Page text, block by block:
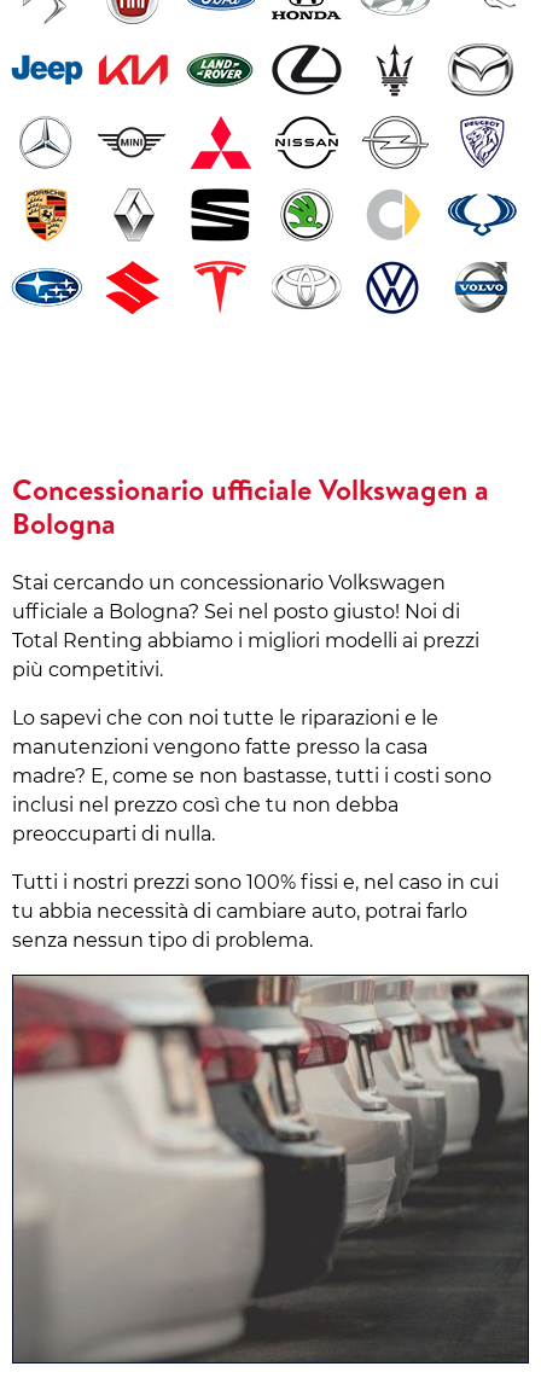
Concessionario ufficiale Volkswagen a
Bologna
Stai cercando un concessionario Volkswagen
ufficiale a Bologna? Sei nel posto giusto! Noi di
Total Renting abbiamo i migliori modelli ai prezzi
più competitivi.
Lo sapevi che con noi tutte le riparazioni e le
manutenzioni vengono fatte presso la casa
madre? E, come se non bastasse, tutti i costi sono
inclusi nel prezzo così che tu non debba
preoccuparti di nulla.
Tutti i nostri prezzi sono 100% fissi e, nel caso in cui
tu abbia necessità di cambiare auto, potrai farlo
senza nessun tipo di problema.